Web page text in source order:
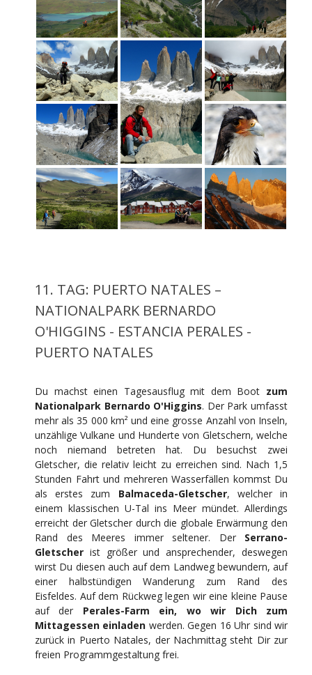
11. TAG: PUERTO NATALES –
NATIONALPARK BERNARDO
O'HIGGINS - ESTANCIA PERALES -
PUERTO NATALES
Du machst einen Tagesausflug mit dem Boot zum
Nationalpark Bernardo O'Higgins. Der Park umfasst
mehr als 35 000 km² und eine grosse Anzahl von Inseln,
unzählige Vulkane und Hunderte von Gletschern, welche
noch niemand betreten hat. Du besuchst zwei
Gletscher, die relativ leicht zu erreichen sind. Nach 1,5
Stunden Fahrt und mehreren Wasserfällen kommst Du
als erstes zum Balmaceda-Gletscher, welcher in
einem klassischen U-Tal ins Meer mündet. Allerdings
erreicht der Gletscher durch die globale Erwärmung den
Rand des Meeres immer seltener. Der Serrano-
Gletscher ist größer und ansprechender, deswegen
wirst Du diesen auch auf dem Landweg bewundern, auf
einer halbstündigen Wanderung zum Rand des
Eisfeldes. Auf dem Rückweg legen wir eine kleine Pause
auf der Perales-Farm ein, wo wir Dich zum
Mittagessen einladen werden. Gegen 16 Uhr sind wir
zurück in Puerto Natales, der Nachmittag steht Dir zur
freien Programmgestaltung frei.